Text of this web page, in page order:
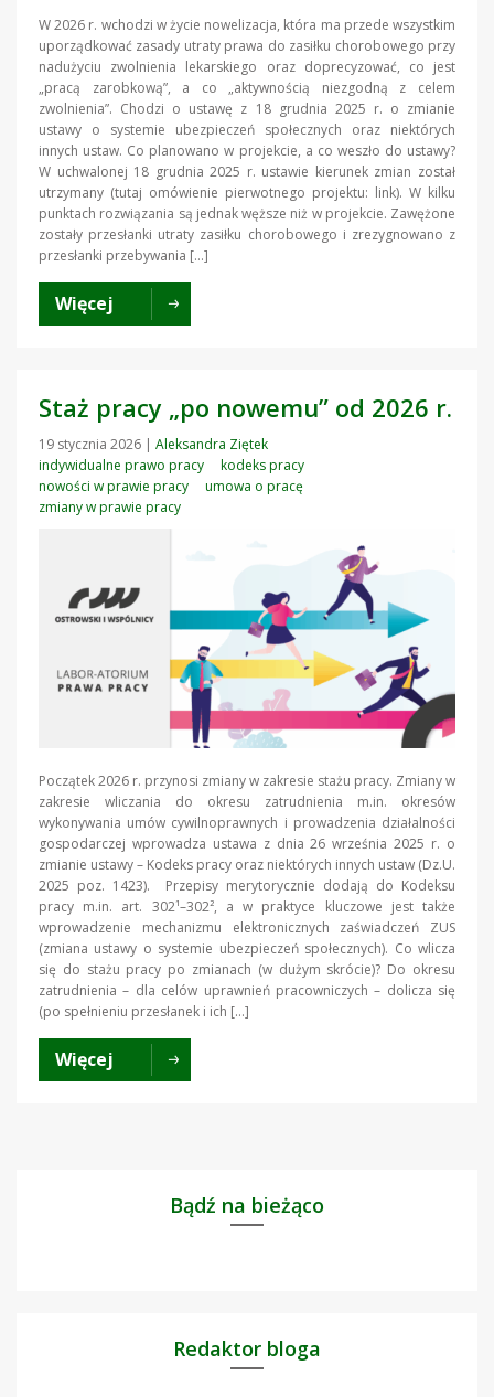
W 2026 r. wchodzi w życie nowelizacja, która ma przede wszystkim
uporządkować zasady utraty prawa do zasiłku chorobowego przy
nadużyciu zwolnienia lekarskiego oraz doprecyzować, co jest
„pracą zarobkową”, a co „aktywnością niezgodną z celem
zwolnienia”. Chodzi o ustawę z 18 grudnia 2025 r. o zmianie
ustawy o systemie ubezpieczeń społecznych oraz niektórych
innych ustaw. Co planowano w projekcie, a co weszło do ustawy?
W uchwalonej 18 grudnia 2025 r. ustawie kierunek zmian został
utrzymany (tutaj omówienie pierwotnego projektu: link). W kilku
punktach rozwiązania są jednak węższe niż w projekcie. Zawężone
zostały przesłanki utraty zasiłku chorobowego i zrezygnowano z
przesłanki przebywania […]
Więcej
Staż pracy „po nowemu” od 2026 r.
19 stycznia 2026 | Aleksandra Ziętek
indywidualne prawo pracy
kodeks pracy
nowości w prawie pracy
umowa o pracę
zmiany w prawie pracy
Początek 2026 r. przynosi zmiany w zakresie stażu pracy. Zmiany w
zakresie wliczania do okresu zatrudnienia m.in. okresów
wykonywania umów cywilnoprawnych i prowadzenia działalności
gospodarczej wprowadza ustawa z dnia 26 września 2025 r. o
zmianie ustawy – Kodeks pracy oraz niektórych innych ustaw (Dz.U.
2025 poz. 1423). Przepisy merytorycznie dodają do Kodeksu
pracy m.in. art. 302¹–302², a w praktyce kluczowe jest także
wprowadzenie mechanizmu elektronicznych zaświadczeń ZUS
(zmiana ustawy o systemie ubezpieczeń społecznych). Co wlicza
się do stażu pracy po zmianach (w dużym skrócie)? Do okresu
zatrudnienia – dla celów uprawnień pracowniczych – dolicza się
(po spełnieniu przesłanek i ich […]
Więcej
Bądź na bieżąco
Redaktor bloga